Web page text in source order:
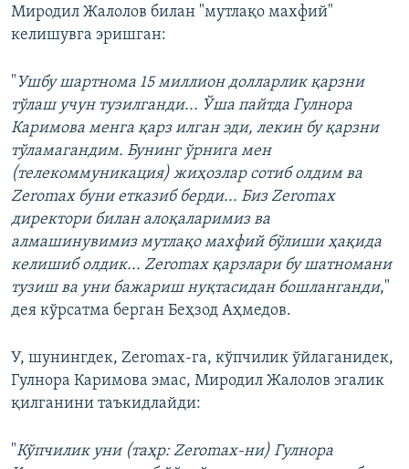
Миродил Жалолов билан "мутлақо махфий"
келишувга эришган:
" Ушбу шартнома 15 миллион долларлик қарзни
тўлаш учун тузилганди... Ўша пайтда Гулнора
Каримова менга қарз илган эди, лекин бу қарзни
тўламагандим. Бунинг ўрнига мен
(телекоммуникация) жиҳозлар сотиб олдим ва
Zeromax буни етказиб берди... Биз Zeromax
директори билан алоқаларимиз ва
алмашинувимиз мутлақо махфий бўлиши ҳақида
келишиб олдик... Zeromax қарзлари бу шатномани
тузиш ва уни бажариш нуқтасидан бошланганди,"
дея кўрсатма берган Беҳзод Аҳмедов.
У, шунингдек, Zeromax-га, кўпчилик ўйлаганидек,
Гулнора Каримова эмас, Миродил Жалолов эгалик
қилганини таъкидлайди:
"Кўпчилик уни (таҳр: Zeromax-ни) Гулнора